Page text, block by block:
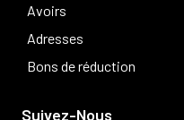
Avoirs
Adresses
Bons de réduction
Suivez-Nous